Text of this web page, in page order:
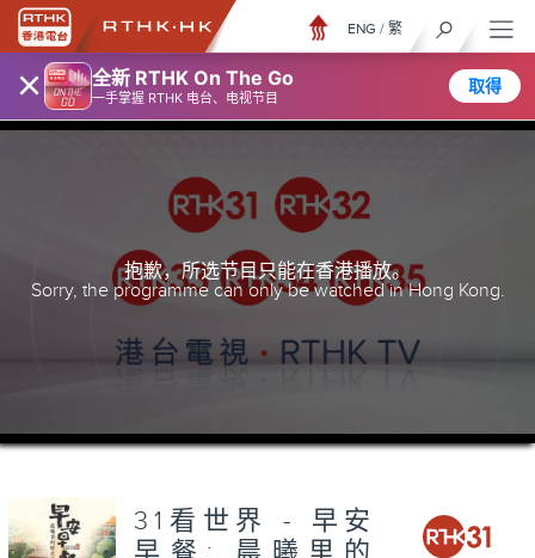
× 全新 RTHK On The Go
一手掌握 RTHK 电台、电视节目
取得
ENG / 繁
抱歉，所选节目只能在香港播放。
Sorry, the programme can only be watched in Hong Kong.
31看世界 - 早安